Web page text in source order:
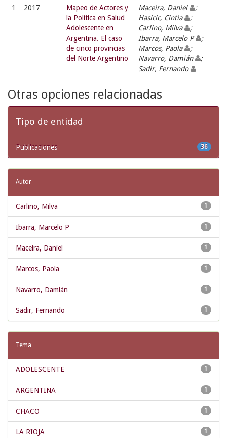
1 2017
Mapeo de Actores y
la Política en Salud
Adolescente en
Argentina. El caso
de cinco provincias
del Norte Argentino
Maceira, Daniel
;
Hasicic, Cintia
;
Carlino, Milva
;
Ibarra, Marcelo P
;
Marcos, Paola
;
Navarro, Damián
;
Sadir, Fernando
Otras opciones relacionadas
Tipo de entidad
36
Publicaciones
Autor
1
Carlino, Milva
1
Ibarra, Marcelo P
1
Maceira, Daniel
1
Marcos, Paola
1
Navarro, Damián
1
Sadir, Fernando
Tema
1
ADOLESCENTE
1
ARGENTINA
1
CHACO
1
LA RIOJA